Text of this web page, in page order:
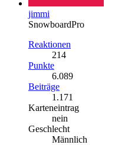
jimmi
SnowboardPro
Reaktionen
214
Punkte
6.089
Beiträge
1.171
Karteneintrag
nein
Geschlecht
Männlich